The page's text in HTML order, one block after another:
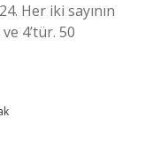
Her iki sayının
4’tür. 50